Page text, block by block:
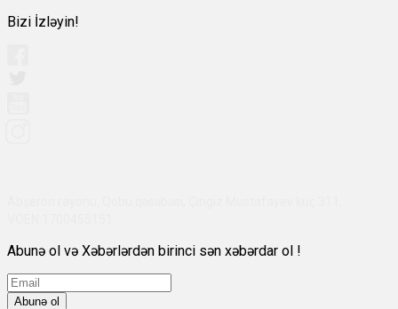
Bizi İzləyin!
Abunə ol və Xəbərlərdən birinci sən xəbərdar ol !
Abunə ol